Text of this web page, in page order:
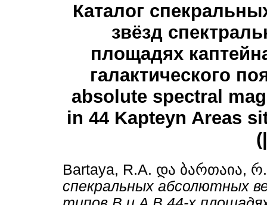
Каталог
звёзд
площадях
галактического
absolute spectral
in 44 Kapteyn Areas
Bartaya, R.A. და ბართაია, რ.
спекральных абсолютных